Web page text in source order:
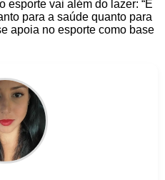
esporte vai além do lazer: “É
para a saúde quanto para
apoia no esporte como base